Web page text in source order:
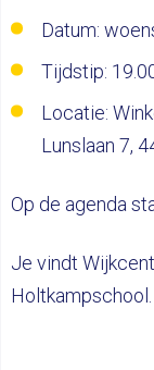
Datum:
Tijdstip:
Locatie:
Lunslaan 7,
Op de agenda
Je vindt
Holtkampschool.